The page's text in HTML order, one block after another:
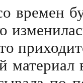
времен